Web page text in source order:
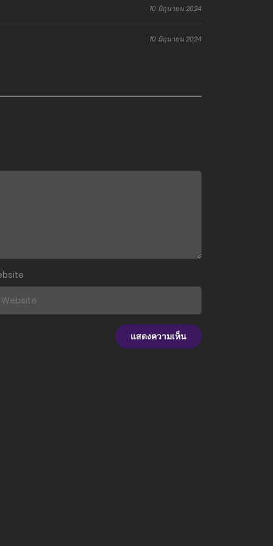
10 มิถุนายน 2024
10 มิถุนายน 2024